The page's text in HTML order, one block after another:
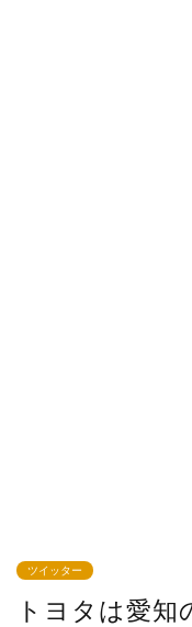
ツイッター
トヨタは愛知